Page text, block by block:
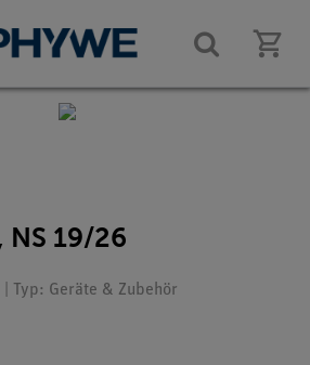
NS 19/26
Typ: Geräte & Zubehör